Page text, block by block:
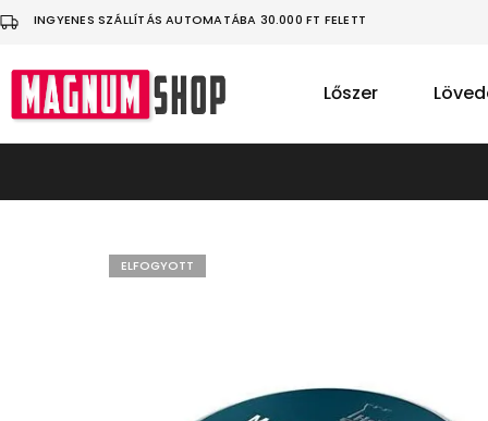
INGYENES SZÁLLÍTÁS AUTOMATÁBA 30.000 FT FELETT
MagnumShop
Üdvözlünk
a
sportlövő
webáruházunkban!
Lőszer
ELFOGYOTT